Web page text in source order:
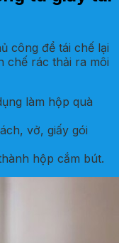
công để tái chế lại
chế rác thải ra môi
làm hộp quà
vở, giấy gói
hộp cắm bút.